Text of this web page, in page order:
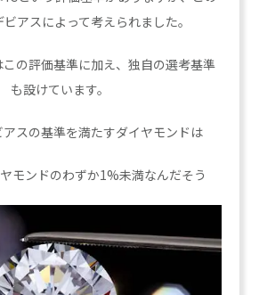
アスによって考えられました。
の評価基準に加え、独自の選考基準
も設けています。
スの基準を満たすダイヤモンドは
モンドのわずか1%未満なんだそう